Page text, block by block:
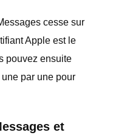
cesse sur
Apple est le
pouvez ensuite
par une pour
et